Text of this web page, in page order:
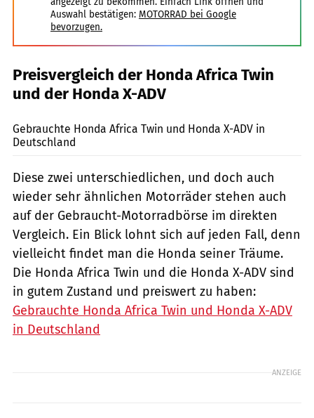
Auswahl bestätigen: MOTORRAD bei Google
bevorzugen.
Preisvergleich der Honda Africa Twin
und der Honda X-ADV
Gebrauchte Honda Africa Twin und Honda X-ADV in
Deutschland
Diese zwei unterschiedlichen, und doch auch
wieder sehr ähnlichen Motorräder stehen auch
auf der Gebraucht-Motorradbörse im direkten
Vergleich. Ein Blick lohnt sich auf jeden Fall, denn
vielleicht findet man die Honda seiner Träume.
Die Honda Africa Twin und die Honda X-ADV sind
in gutem Zustand und preiswert zu haben:
Gebrauchte Honda Africa Twin und Honda X-ADV
in Deutschland
ANZEIGE